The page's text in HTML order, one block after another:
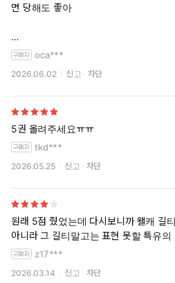
면 당해도 좋아
집착남주라 하면 보통 두가지 루트지요..
잡던가, 멀쩡한 척 접근해서 은은하게
로 가거나, 대중성 고려하면 그대로 남
근데 여기 남주는 이도저도 아니에요.
문에 전혀 은은하지 않고, 그렇다고 붙
여주가 찾아가요.
oca***
2026.06.02 신고 차단
5권 올려주세요ㅠㅠ
tkd***
2026.05.25 신고 차단
원래 5점 줬었는데 다시보니까 왤캐 길
아니라 그 길티말고는 표현 못할 특유
z17***
2026.03.14 신고 차단